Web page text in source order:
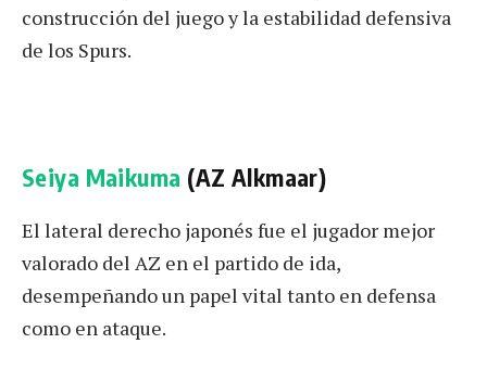
construcción del juego y la estabilidad defensiva
de los Spurs.
Seiya Maikuma (AZ Alkmaar)
El lateral derecho japonés fue el jugador mejor
valorado del AZ en el partido de ida,
desempeñando un papel vital tanto en defensa
como en ataque.